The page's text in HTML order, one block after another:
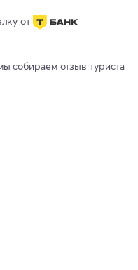
от
собираем отзыв туриста